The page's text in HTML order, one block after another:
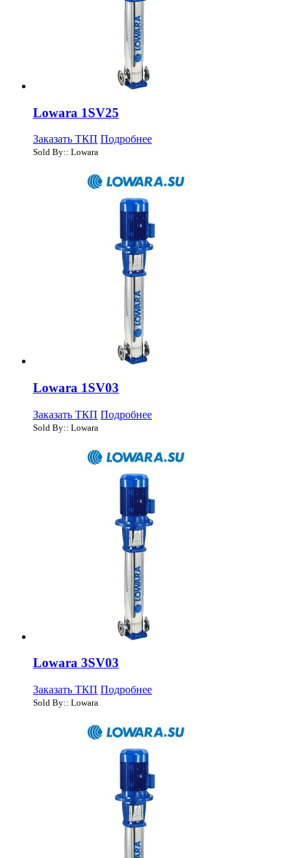
Lowara 1SV25
Заказать ТКП Подробнее
Sold By:: Lowara
Lowara 1SV03
Заказать ТКП Подробнее
Sold By:: Lowara
Lowara 3SV03
Заказать ТКП Подробнее
Sold By:: Lowara